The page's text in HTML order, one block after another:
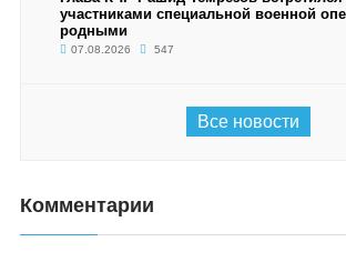
участниками специальной военной
родными
07.08.2026 547
Все новости
Комментарии